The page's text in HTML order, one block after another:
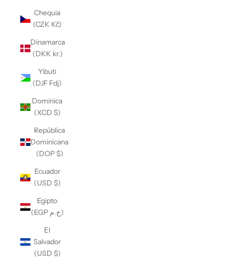
Chequia
(CZK Kč)
Dinamarca
(DKK kr.)
Yibuti
(DJF Fdj)
Dominica
(XCD $)
República
Dominicana
(DOP $)
Ecuador
(USD $)
Egipto
(EGP ج.م)
El
Salvador
(USD $)